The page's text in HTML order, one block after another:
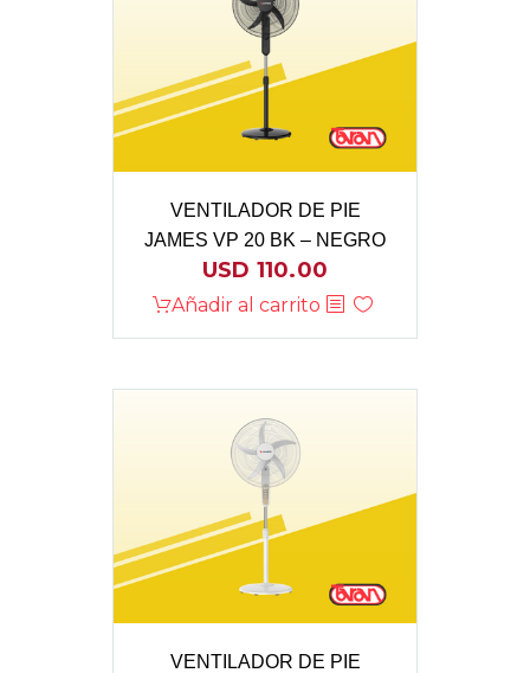
VENTILADOR DE PIE
JAMES VP 20 BK – NEGRO
USD 110.00
Añadir al carrito
VENTILADOR DE PIE